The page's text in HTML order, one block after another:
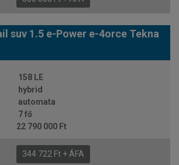
suv 1.5 e-Power e-4orce Tekna
158 LE
hybrid
automata
7 fő
22 790 000 Ft
344 722 Ft + ÁFA